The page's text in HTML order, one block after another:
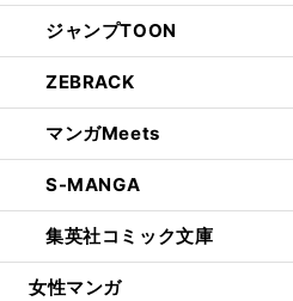
ジャンプTOON
ZEBRACK
マンガMeets
S-MANGA
集英社コミック文庫
女性マンガ